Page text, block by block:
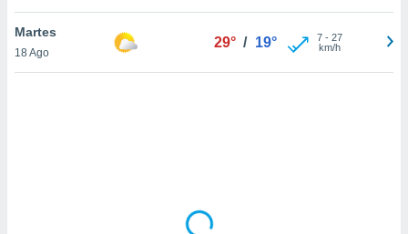
ni para
o
Martes
18 Ago
29° / 19° 7- 27
km/h